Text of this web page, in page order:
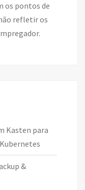
os pontos de
refletir os
Kasten para
&